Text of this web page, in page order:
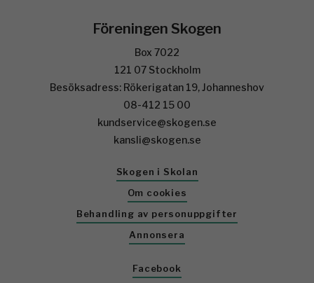
Föreningen Skogen
Box 7022
121 07 Stockholm
Besöksadress: Rökerigatan 19, Johanneshov
08-412 15 00
kundservice@skogen.se
kansli@skogen.se
Skogen i Skolan
Om cookies
Behandling av personuppgifter
Annonsera
Facebook